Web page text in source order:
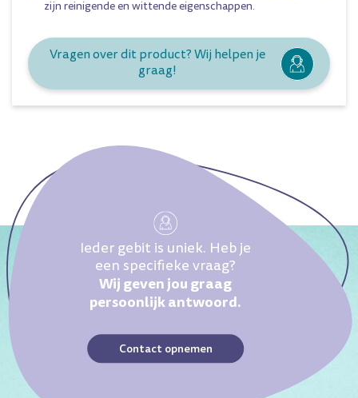
zijn reinigende en wittende eigenschappen.
Vragen over dit product? Wij helpen je
graag!
Ieder gebit is uniek. Heb je
een specifieke vraag?
Wij geven jou graag
persoonlijk antwoord.
Contact opnemen